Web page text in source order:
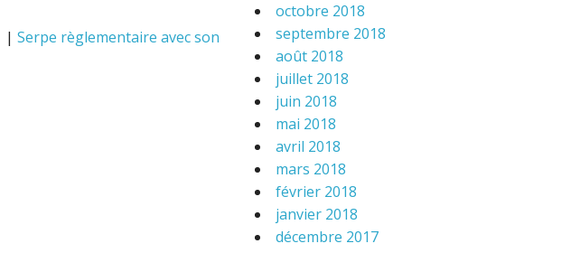
| Serpe règlementaire avec son
octobre 2018
septembre 2018
août 2018
juillet 2018
juin 2018
mai 2018
avril 2018
mars 2018
février 2018
janvier 2018
décembre 2017